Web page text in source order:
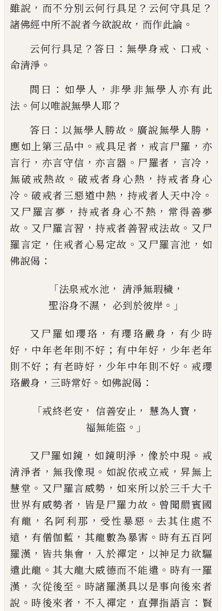
雖說 ， 而不分別云何行具足 ？ 云何守具足 ？
諸佛經中所不說者今欲說故 ， 而作此論 。
云何行具足 ？答曰 ： 無學身戒 、 口戒 、
命清淨 。
問 曰 ： 如學人 ， 非學非無學人亦有此
法 。 何以唯說無學人耶 ？
答曰 ： 以無學人勝故 。 廣說無學人勝 ，
應如上第三品中 。 戒具足者 ， 戒言尸羅 ， 亦
言行 ， 亦言守信 ，亦言器 。 尸羅者 ， 言冷 ，
無破戒熱故 。 破戒者身心熱 ， 持戒者身心
冷 。破戒者三惡道中熱 ， 持戒者人天中冷 。
又 尸羅言夢 ， 持戒者身心不熱 ， 常得善夢
故 。 又尸羅言習 ， 持戒者善習戒法故 。 又尸
羅言定 ， 住戒者心易定故 。 又尸羅言池 ， 如
佛說偈 ：
「法泉戒水池 ， 清淨無瑕穢 ，
聖浴身不濕 ， 必到於彼岸 。」
又尸羅如瓔珞 ， 有瓔珞嚴身 ， 有少時
好 ， 中年老年則不好 ； 有中年好 ， 少年老年
則不好 ； 有老時好 ， 少年中年則不好 。 戒瓔
珞嚴身 ， 三時常好 。 如佛說偈 ：
「戒終老安 ， 信善安止 ， 慧為人寶 ，
福無能盜 。」
又尸羅如鏡 ， 如鏡明淨 ， 像於中現 。 戒
清淨者 ， 無我像現 。 如說依戒立戒 ，昇無上
慧堂 。 又尸羅言威勢 ， 如來所以於三千大千
世界有威勢者 ， 皆是尸羅力故 。 曾聞罽賓國
有龍 ，名阿利那 ， 受性暴惡 。去其住處不
遠 ， 有僧伽藍 ， 其龍數為暴害 。 時有五百阿
羅漢 ， 皆共集會 ， 入於禪定 ， 以神足力欲驅
遣此龍 。其大龍大威德而不能遣 。 時有一羅
漢 ， 次從後至 。 時諸羅漢具以是事向後來者
說 。 時後來者 ， 不入禪定 ， 直彈指語言 ： 賢